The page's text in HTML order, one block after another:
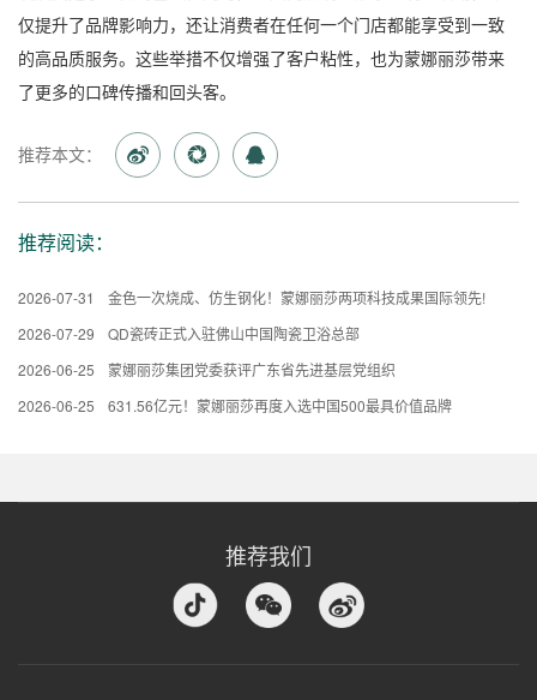
仅提升了品牌影响力，还让消费者在任何一个门店都能享受到一致
的高品质服务。这些举措不仅增强了客户粘性，也为蒙娜丽莎带来
了更多的口碑传播和回头客。
推荐本文：
推荐阅读：
2026-07-31
金色一次烧成、仿生钢化！蒙娜丽莎两项科技成果国际领先!
2026-07-29
QD瓷砖正式入驻佛山中国陶瓷卫浴总部
2026-06-25
蒙娜丽莎集团党委获评广东省先进基层党组织
2026-06-25
631.56亿元！蒙娜丽莎再度入选中国500最具价值品牌
推荐我们